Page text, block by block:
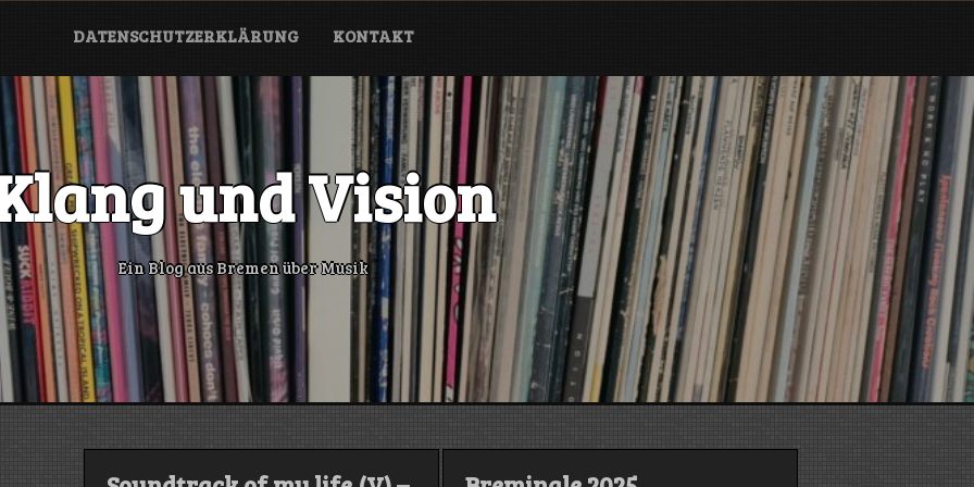
DATENSCHUTZERKLÄRUNG KONTAKT
und Vision
Ein Blog aus Bremen über Musik